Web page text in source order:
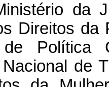
da
Direitos da
de Política
de